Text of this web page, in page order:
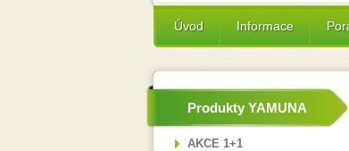
Úvod Informace
Produkty YAMUNA
AKCE 1+1